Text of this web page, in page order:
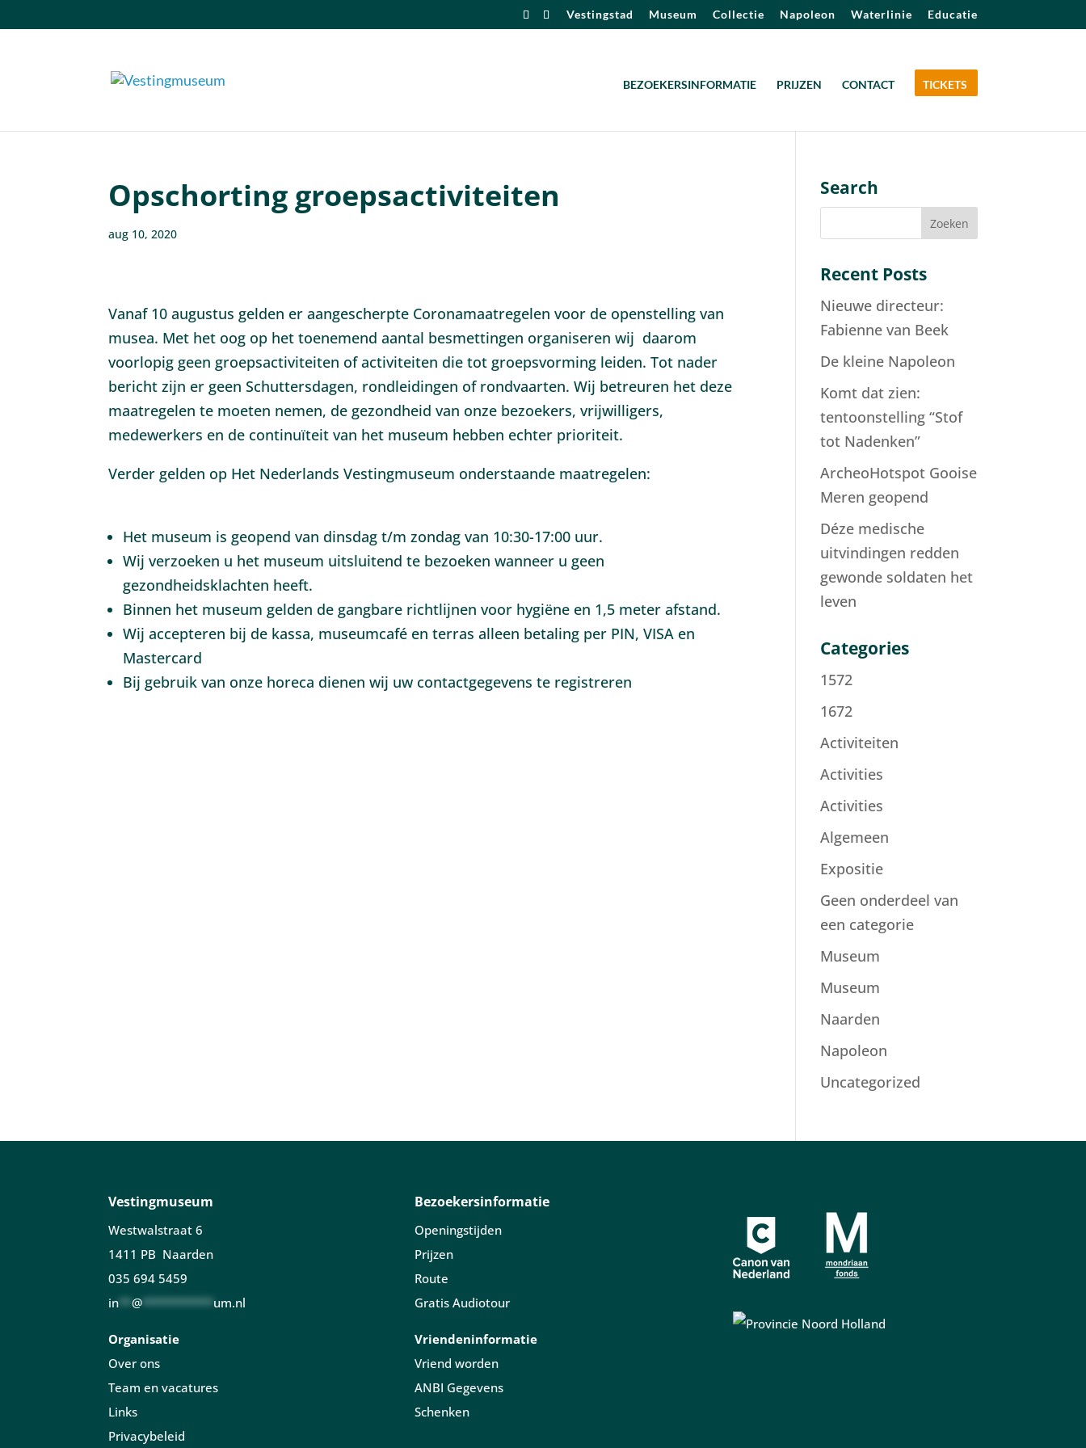
Vestingstad Museum Collectie Napoleon Waterlinie Educatie
BEZOEKERSINFORMATIE PRIJZEN CONTACT TICKETS
Opschorting groepsactiviteiten
aug 10, 2020
Vanaf 10 augustus gelden er aangescherpte Coronamaatregelen voor de openstelling van
musea. Met het oog op het toenemend aantal besmettingen organiseren wij daarom
voorlopig geen groepsactiviteiten of activiteiten die tot groepsvorming leiden. Tot nader
bericht zijn er geen Schuttersdagen, rondleidingen of rondvaarten. Wij betreuren het deze
maatregelen te moeten nemen, de gezondheid van onze bezoekers, vrijwilligers,
medewerkers en de continuïteit van het museum hebben echter prioriteit.
Verder gelden op Het Nederlands Vestingmuseum onderstaande maatregelen:
Het museum is geopend van dinsdag t/m zondag van 10:30-17:00 uur.
Wij verzoeken u het museum uitsluitend te bezoeken wanneer u geen
gezondheidsklachten heeft.
Binnen het museum gelden de gangbare richtlijnen voor hygiëne en 1,5 meter afstand.
Wij accepteren bij de kassa, museumcafé en terras alleen betaling per PIN, VISA en
Mastercard
Bij gebruik van onze horeca dienen wij uw contactgegevens te registreren
Search
Recent Posts
Nieuwe directeur:
Fabienne van Beek
De kleine Napoleon
Komt dat zien:
tentoonstelling “Stof
tot Nadenken”
ArcheoHotspot Gooise
Meren geopend
Déze medische
uitvindingen redden
gewonde soldaten het
leven
Categories
1572
1672
Activiteiten
Activities
Activities
Algemeen
Expositie
Geen onderdeel van
een categorie
Museum
Museum
Naarden
Napoleon
Uncategorized
Vestingmuseum
Westwalstraat 6
1411 PB Naarden
035 694 5459
in **@ *********** um.nl
Organisatie
Over ons
Team en vacatures
Links
Privacybeleid
Bezoekersinformatie
Openingstijden
Prijzen
Route
Gratis Audiotour
Vriendeninformatie
Vriend worden
ANBI Gegevens
Schenken